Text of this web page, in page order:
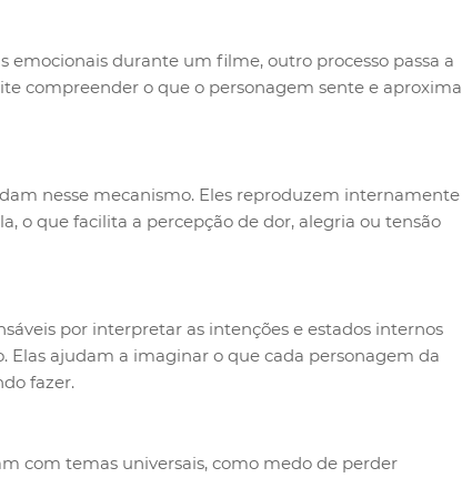
emocionais durante um filme, outro processo passa a
compreender o que o personagem sente e aproxima
nesse mecanismo. Eles reproduzem internamente
o que facilita a percepção de dor, alegria ou tensão
por interpretar as intenções e estados internos
ajudam a imaginar o que cada personagem da
fazer.
com temas universais, como medo de perder